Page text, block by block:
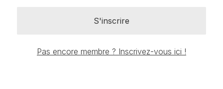
S'inscrire
Pas encore membre ? Inscrivez-vous ici !